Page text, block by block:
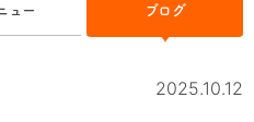
ュー ブログ
2025.10.12